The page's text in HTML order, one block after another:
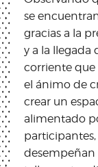
se
gracias a la
y a la llegada
corriente
el ánimo de
crear un
alimentado
desempeñan